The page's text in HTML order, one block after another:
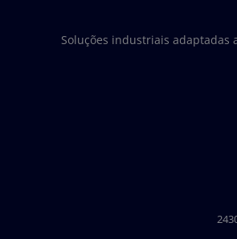
Soluções industriais adaptadas